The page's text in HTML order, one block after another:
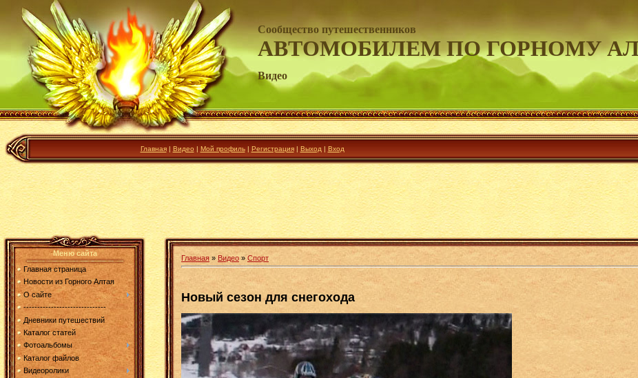
Сообщество путешественников
АВТОМОБИЛЕМ ПО ГОРНОМУ
Видео
Главная| Видео| Мой профиль| Регистрация| Выход | Вход
Меню сайта
Главная страница
Новости из Горного Алтая
О сайте
------------------------------
Дневники путешествий
Каталог статей
Фотоальбомы
Каталог файлов
Видеоролики
Главная » Видео» Спорт
Новый сезон для снегохода